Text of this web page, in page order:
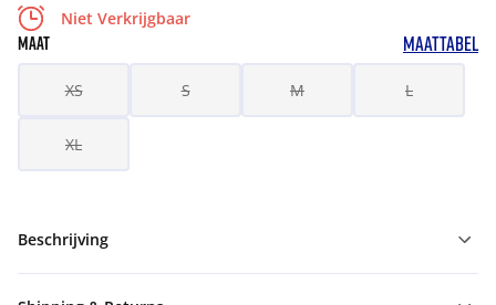
Niet Verkrijgbaar
MAAT MAATTABEL
XS S M L
XL
Beschrijving